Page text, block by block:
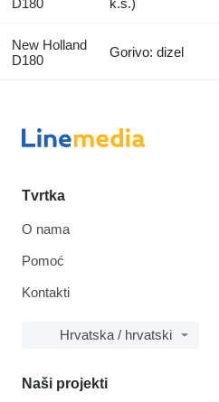
New Holland
D180
Gorivo: dizel
Tvrtka
O nama
Pomoć
Kontakti
Hrvatska / hrvatski
Naši projekti